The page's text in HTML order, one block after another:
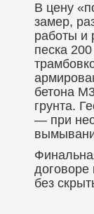
В цену
замер,
работы и
песка
бетона
грунта.
— при
без